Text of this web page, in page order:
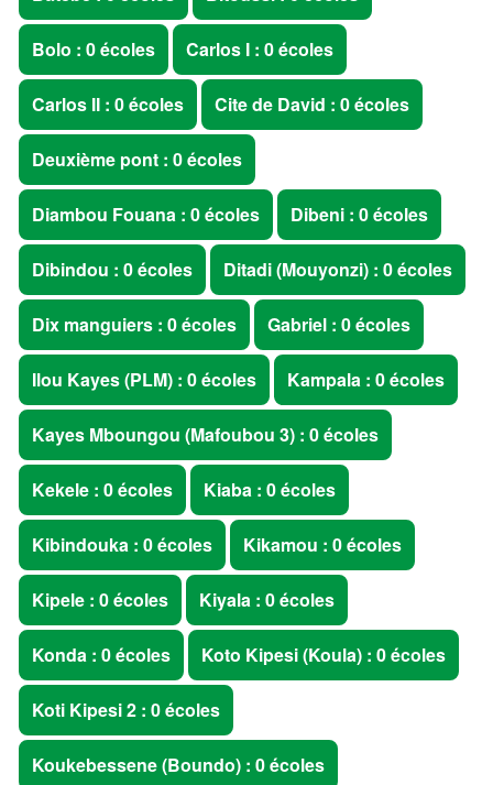
Bolo : 0 écoles Carlos I : 0 écoles
Carlos II : 0 écoles Cite de David : 0 écoles
Deuxième pont : 0 écoles
Diambou Fouana : 0 écoles Dibeni : 0 écoles
Dibindou : 0 écoles Ditadi (Mouyonzi) : 0 écoles
Dix manguiers : 0 écoles Gabriel : 0 écoles
Ilou Kayes (PLM) : 0 écoles Kampala : 0 écoles
Kayes Mboungou (Mafoubou 3) : 0 écoles
Kekele : 0 écoles Kiaba : 0 écoles
Kibindouka : 0 écoles Kikamou : 0 écoles
Kipele : 0 écoles Kiyala : 0 écoles
Konda : 0 écoles Koto Kipesi (Koula) : 0 écoles
Koti Kipesi 2 : 0 écoles
Koukebessene (Boundo) : 0 écoles